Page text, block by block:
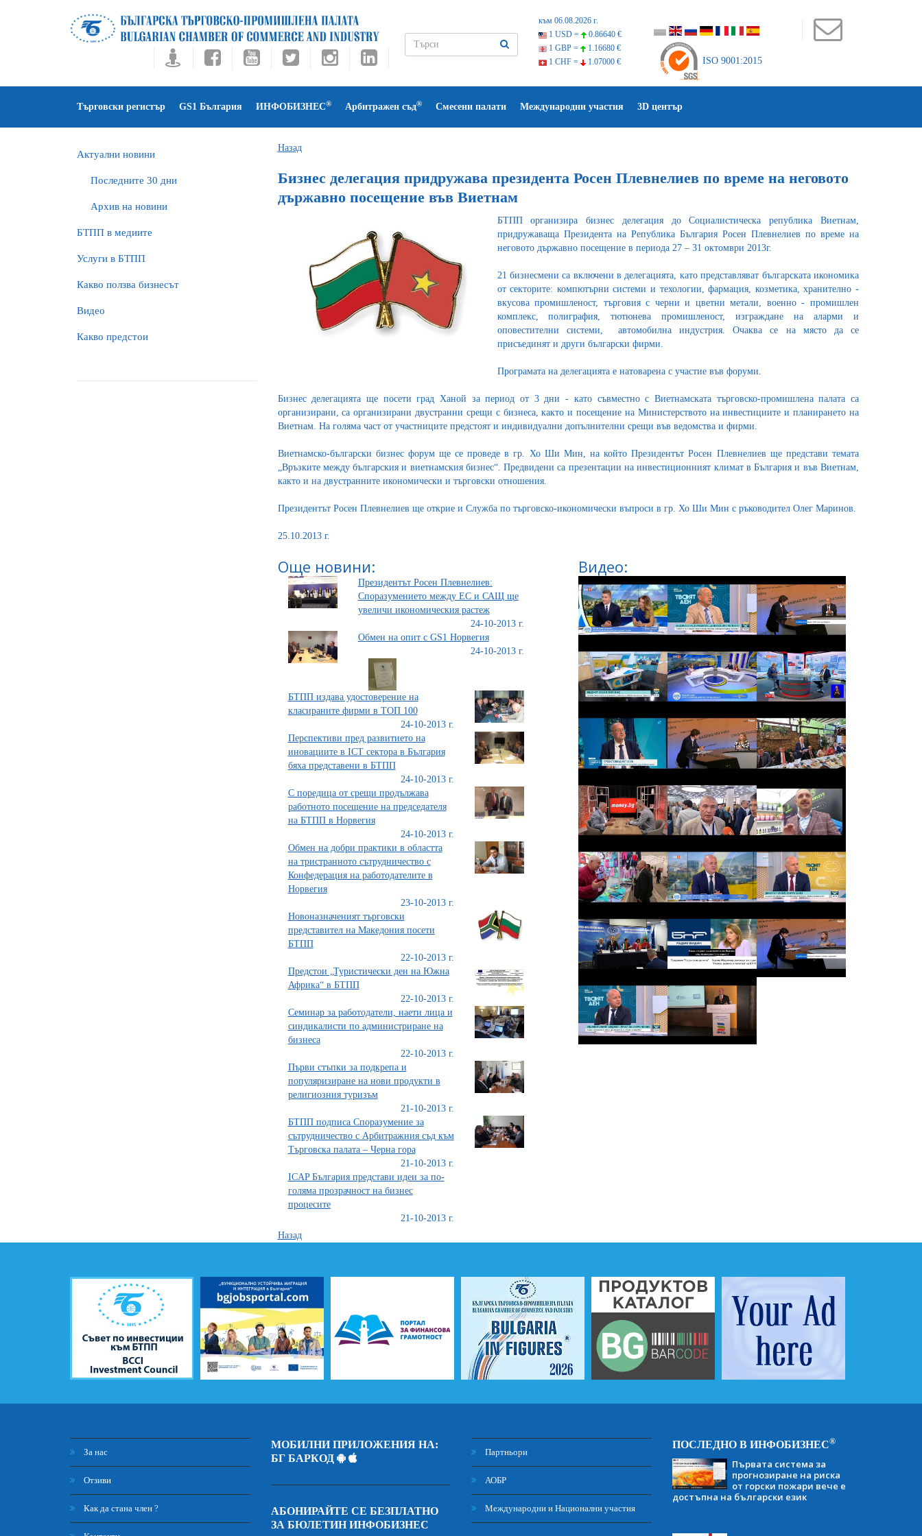
към 06.08.2026 г.
1 USD =
0.86640 €
1 GBP =
1.16680 €
1 CHF =
1.07000 € ISO 9001:2015
Търговски регистър GS1 България ИНФОБИЗНЕС® Арбитражен съд® Смесени палати Международни участия 3D център
Актуални новини
Последните 30 дни
Архив на новини
БTПП в медиите
Услуги в БТПП
Какво ползва бизнесът
Видео
Какво предстои
Назад
Бизнес делегация придружава президента Росен Плевнелиев по време на неговото
държавно посещение във Виетнам
БТПП организира бизнес делегация до Социалистическа република Виетнам,
придружаваща Президента на Република България Росен Плевнелиев по време на
неговото държавно посещение в периода 27 – 31 октомври 2013г.
21 бизнесмени са включени в делегацията, като представляват българската икономика
от секторите: компютърни системи и техологии, фармация, козметика, хранително -
вкусова промишленост, търговия с черни и цветни метали, военно - промишлен
комплекс, полиграфия, тютюнева промишленост, изграждане на аларми и
оповестителни системи, автомобилна индустрия. Очаква се на място да се
присъединят и други български фирми.
Програмата на делегацията е натоварена с участие във форуми.
Бизнес делегацията ще посети град Ханой за период от 3 дни - като съвместно с Виетнамската търговско-промишлена палата са
организирани, са организирани двустранни срещи с бизнеса, както и посещение на Министерството на инвестициите и планирането на
Виетнам. На голяма част от участниците предстоят и индивидуални допълнителни срещи във ведомства и фирми.
Виетнамско-български бизнес форум ще се проведе в гр. Хо Ши Мин, на който Президентът Росен Плевнелиев ще представи темата
„Връзките между българския и виетнамския бизнес“. Предвидени са презентации на инвестиционният климат в България и във Виетнам,
както и на двустранните икономически и търговски отношения.
Президентът Росен Плевнелиев ще открие и Служба по търговско-икономически въпроси в гр. Хо Ши Мин с ръководител Олег Маринов.
25.10.2013 г.
Още новини:
Президентът Росен Плевнелиев:
Споразумението между ЕС и САЩ ще
увеличи икономическия растеж
24-10-2013 г.
Обмен на опит с GS1 Норвегия
24-10-2013 г.
БТПП издава удостоверение на
класираните фирми в ТОП 100
24-10-2013 г.
Перспективи пред развитието на
иновациите в ICT сектора в България
бяха представени в БТПП
24-10-2013 г.
С поредица от срещи продължава
работното посещение на председателя
на БТПП в Норвегия
24-10-2013 г.
Обмен на добри практики в областта
на тристранното сътрудничество с
Конфедерация на работодателите в
Норвегия
23-10-2013 г.
Новоназначеният търговски
представител на Македония посети
БТПП
22-10-2013 г.
Предстои „Туристически ден на Южна
Африка“ в БТПП
22-10-2013 г.
Семинар за работодатели, наети лица и
синдикалисти по администриране на
бизнеса
22-10-2013 г.
Първи стъпки за подкрепа и
популяризиране на нови продукти в
религиозния туризъм
21-10-2013 г.
БТПП подписа Споразумение за
сътрудничество с Арбитражния съд към
Търговска палата – Черна гора
21-10-2013 г.
ICAP България представи идеи за по-
голяма прозрачност на бизнес
процесите
21-10-2013 г.
Видео:
Назад
За нас
Отзиви
Как да стана член ?
МОБИЛНИ ПРИЛОЖЕНИЯ НА:
БГ БАРКОД
АБОНИРАЙТЕ СЕ БЕЗПЛАТНО
ЗА БЮЛЕТИН ИНФОБИЗНЕС
Партньори
АОБР
Международни и Национални участия
ПОСЛЕДНО В ИНФОБИЗНЕС®
Първата система за
прогнозиране на риска
от горски пожари вече е
достъпна на български език